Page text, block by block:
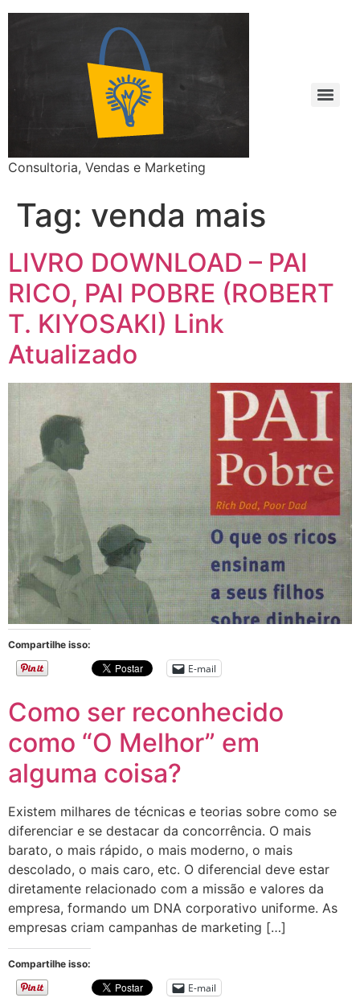
Consultoria, Vendas e Marketing
Tag: venda mais
LIVRO DOWNLOAD – PAI
RICO, PAI POBRE (ROBERT
T. KIYOSAKI) Link
Atualizado
Compartilhe isso:
E-mail
Como ser reconhecido
como “O Melhor” em
alguma coisa?
Existem milhares de técnicas e teorias sobre como se
diferenciar e se destacar da concorrência. O mais
barato, o mais rápido, o mais moderno, o mais
descolado, o mais caro, etc. O diferencial deve estar
diretamente relacionado com a missão e valores da
empresa, formando um DNA corporativo uniforme. As
empresas criam campanhas de marketing […]
Compartilhe isso:
E-mail